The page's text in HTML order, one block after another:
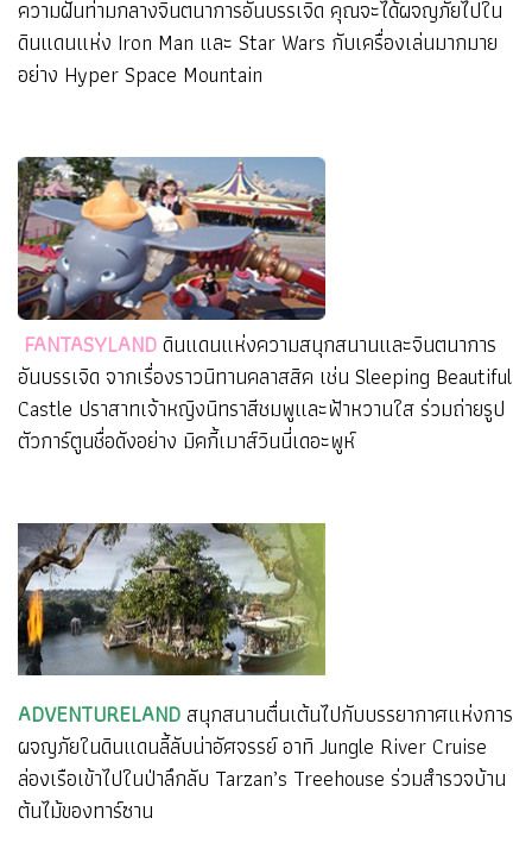
ความฝันท่ามกลางจินตนาการอันบรรเจิด คุณจะได้ผจญภัยไปใน
ดินแดนแห่ง Iron Man และ Star Wars กับเครื่องเล่นมากมาย
อย่าง Hyper Space Mountain
FANTASYLANDดินแดนแห่งความสนุกสนานและจินตนาการ
อันบรรเจิด จากเรื่องราวนิทานคลาสสิค เช่น Sleeping Beautiful
Castle ปราสาทเจ้าหญิงนิทราสีชมพูและฟ้าหวานใส ร่วมถ่ายรูป
ตัวการ์ตูนชื่อดังอย่าง มิคกี้เมาส์วินนี่เดอะพูห์
ADVENTURELAND สนุกสนานตื่นเต้นไปกับบรรยากาศแห่งการ
ผจญภัยในดินแดนลี้ลับน่าอัศจรรย์ อาทิ Jungle River Cruise
ล่องเรือเข้าไปในป่าลึกลับ Tarzan’s Treehouse ร่วมสำรวจบ้าน
ต้นไม้ของทาร์ซาน